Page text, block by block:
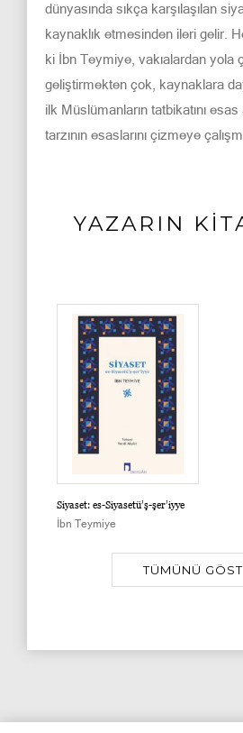
dünyasında sıkça karşılaşılan
kaynaklık etmesinden ileri gelir.
ki İbn Teymiye, vakıalardan yola
geliştirmekten çok, kaynaklara
ilk Müslümanların tatbikatını
tarzının esaslarını çizmeye
YAZARIN
Siyaset: es-Siyasetü’ş-şer’iyye
İbn Teymiye
TÜMÜNÜ